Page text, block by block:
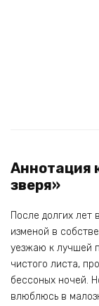
Аннотация
зверя»
После долгих
изменой в
уезжаю к лучшей
чистого листа,
бессоных ночей.
влюблюсь в